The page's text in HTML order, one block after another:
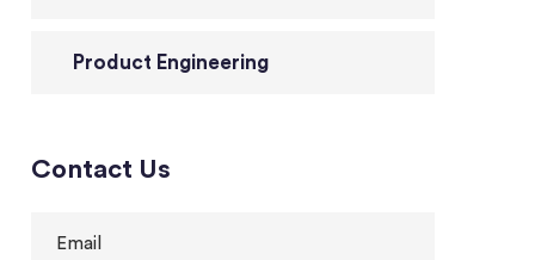
Product Engineering
Contact Us